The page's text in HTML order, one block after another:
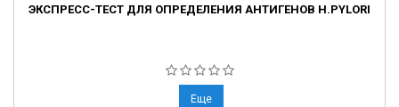
ЭКСПРЕСС-ТЕСТ ДЛЯ ОПРЕДЕЛЕНИЯ АНТИГЕНОВ H.PYLORI
Еще